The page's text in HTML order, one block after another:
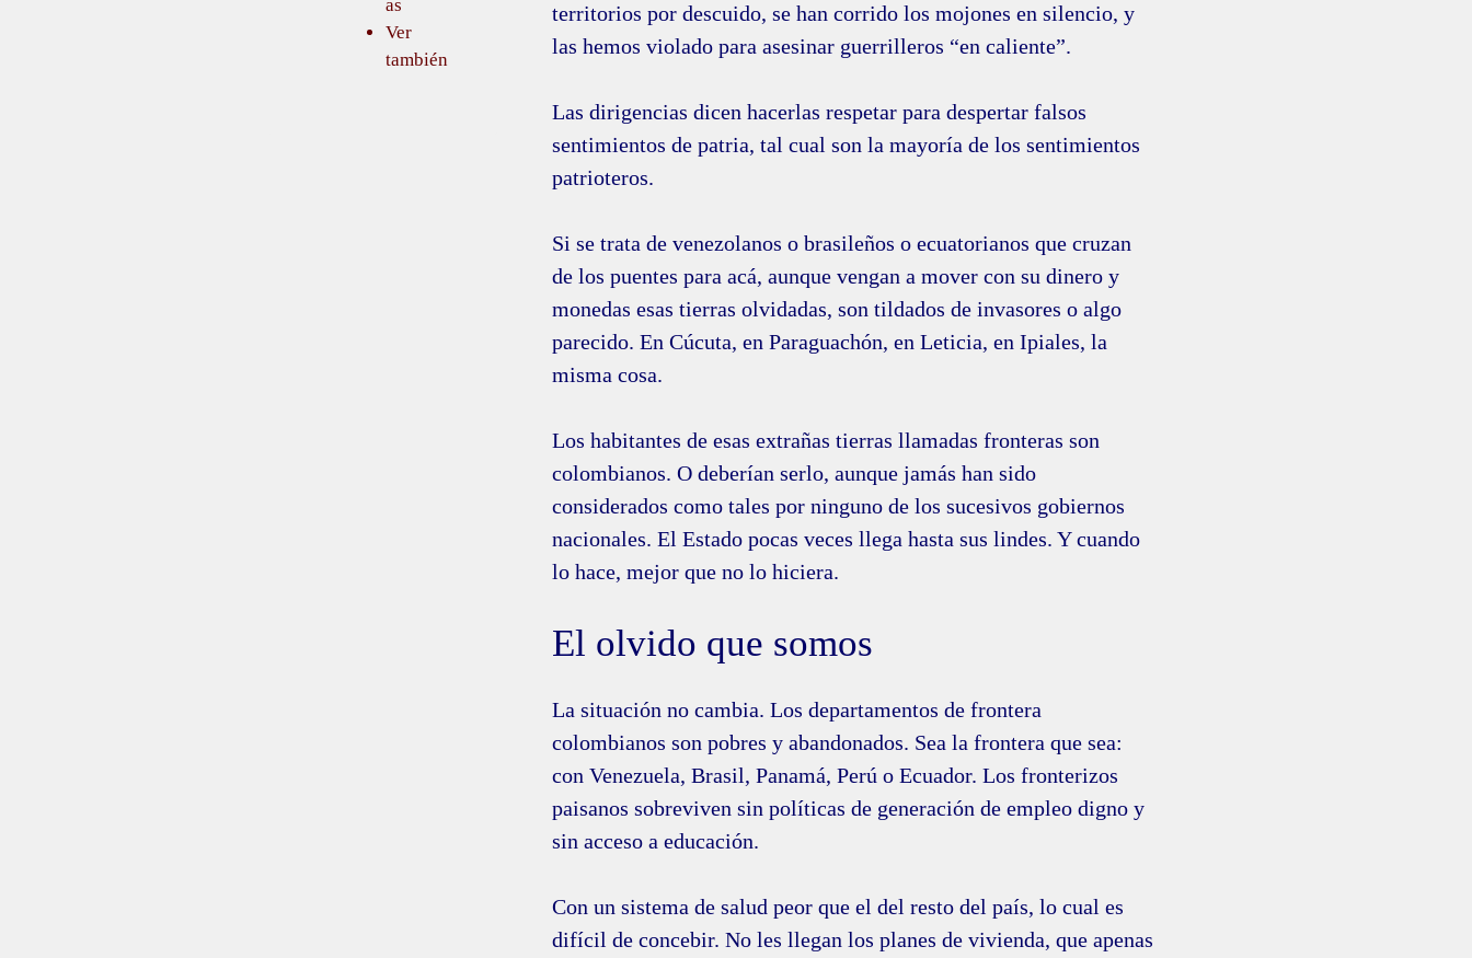
as
Ver
también
territorios por descuido, se han corrido los mojones en silencio, y
las hemos violado para asesinar guerrilleros “en caliente”.
Las dirigencias dicen hacerlas respetar para despertar falsos
sentimientos de patria, tal cual son la mayoría de los sentimientos
patrioteros.
Si se trata de venezolanos o brasileños o ecuatorianos que cruzan
de los puentes para acá, aunque vengan a mover con su dinero y
monedas esas tierras olvidadas, son tildados de invasores o algo
parecido. En Cúcuta, en Paraguachón, en Leticia, en Ipiales, la
misma cosa.
Los habitantes de esas extrañas tierras llamadas fronteras son
colombianos. O deberían serlo, aunque jamás han sido
considerados como tales por ninguno de los sucesivos gobiernos
nacionales. El Estado pocas veces llega hasta sus lindes. Y cuando
lo hace, mejor que no lo hiciera.
El olvido que somos
La situación no cambia. Los departamentos de frontera
colombianos son pobres y abandonados. Sea la frontera que sea:
con Venezuela, Brasil, Panamá, Perú o Ecuador. Los fronterizos
paisanos sobreviven sin políticas de generación de empleo digno y
sin acceso a educación.
Con un sistema de salud peor que el del resto del país, lo cual es
difícil de concebir. No les llegan los planes de vivienda, que apenas